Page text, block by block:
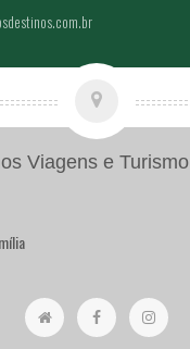
Viagens e Turismo